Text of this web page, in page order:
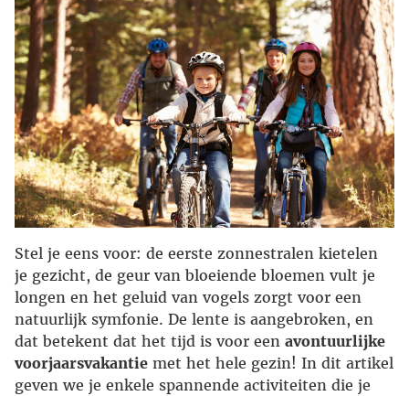
Stel je eens voor: de eerste zonnestralen kietelen
je gezicht, de geur van bloeiende bloemen vult je
longen en het geluid van vogels zorgt voor een
natuurlijk symfonie. De lente is aangebroken, en
dat betekent dat het tijd is voor een avontuurlijke
voorjaarsvakantie met het hele gezin! In dit artikel
geven we je enkele spannende activiteiten die je